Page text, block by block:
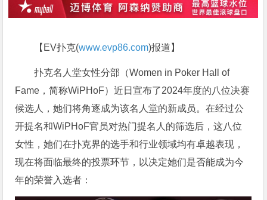
【EV扑克(www.evp86.com)报道】
扑克名人堂女性分部（Women in Poker Hall of
Fame，简称WiPHoF）近日宣布了2024年度的八位决赛
候选人，她们将角逐成为该名人堂的新成员。在经过公
开提名和WiPHoF官员对热门提名人的筛选后，这八位
女性，她们在扑克界的选手和行业领域均有卓越表现，
现在将面临最终的投票环节，以决定她们是否能成为今
年的荣誉入选者：